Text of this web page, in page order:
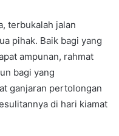
terbukalah jalan
pihak. Baik bagi yang
ampunan, rahmat
bagi yang
ganjaran pertolongan
di hari kiamat